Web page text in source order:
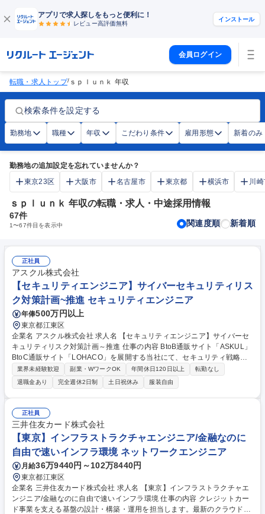
アプリで求人探しをもっと便利に！
レビュー高評価無料
インストール
会員ログイン
転職・求人トップ/ ｓｐｌｕｎｋ 年収
検索条件を設定する
勤務地 職種 年収 こだわり条件 雇用形態 新着のみ
勤務地の追加設定を忘れていませんか？
東京23区
大阪市 名古屋市 東京都 横浜市 川
ｓｐｌｕｎｋ 年収の転職・求人・中途採用情報
67件
1〜67件目を表示中 関連度順 新着順
正社員
アスクル株式会社
【セキュリティエンジニア】サイバーセキュリティリス
ク対策計画~推進 セキュリティエンジニア
年俸500万円以上
東京都江東区
企業名 アスクル株式会社 求人名 【セキュリティエンジニア】サイバーセ
キュリティリスク対策計画～推進 仕事の内容 BtoB通販サイト「ASKUL」
BtoC通販サイト「LOHACO」を展開する当社にて、セキュリティ戦略の
策定から製品選定や設計・導入までを一貫して行います。 ■セキュリティ
戦略/ガバナンス（〇ガイドライン・KPIの策定 〇サイバーセキュリティ対
策の計画や施策立案 〇リスクアセスメント結果に基づく、経営層への報
告） ■セキュリティ基盤の実装～運用（〇セキュリティ製品の選定・導入
〇クラウド基盤におけるガードレールの設計・運用管理 〇ネットワーク製
品を用いた境界防御、セグメンテーションの設計・構築 〇ゼロトラストア
ーキテクチャへの移行・導入推進、運用設計） 募集職種 【セキュリティ
エンジニア】サイバーセキュリティリスク対策計画～推進
業界未経験歓迎 副業・WワークOK 年間休日120日以上
転勤なし
退職金あり
完全週休2日制 土日祝休み 服装自由
正社員
三井住友カード株式会社
【東京】インフラストラクチャエンジニア/金融なのに
自由で速いインフラ環境 ネットワークエンジニア
月給36万9440円～102万8440円
東京都江東区
企業名 三井住友カード株式会社 求人名 【東京】インフラストラクチャエ
ンジニア/金融なのに自由で速いインフラ環境 仕事の内容 クレジットカー
ド事業を支える基盤の設計・構築・運用を担当します。最新のクラウド技